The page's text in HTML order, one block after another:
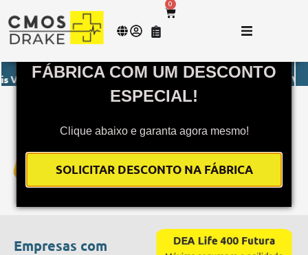
COMPRE SEU DEA DIRETO DA
FÁBRICA COM UM DESCONTO
ESPECIAL!
Clique abaixo e garanta agora mesmo!
SOLICITAR DESCONTO NA FÁBRICA
0
- Envio imediato para todo o Brasil. Monitor de Sinais Vitais -
O DEA da CMOS DRAKE é o mais
benefício do mercado.
SOLICITAR DESCONTO
Empresas com